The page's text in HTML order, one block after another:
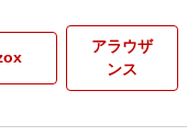
アラウザ
ンス